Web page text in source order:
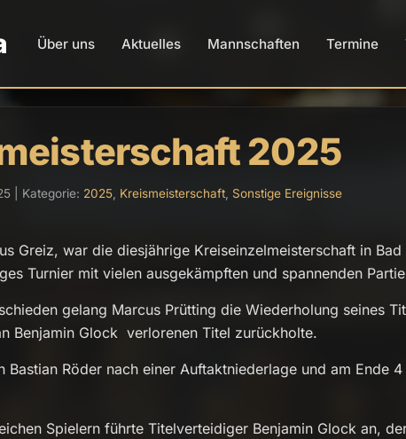
Über uns Aktuelles Mannschaften Termine
2025
| Kategorie: 2025 Kreismeisterschaft Sonstige Ereignisse
Greiz, war die diesjährige Kreiseinzelmeisterschaft in
Turnier mit vielen ausgekämpften und spannenden
gelang Marcus Prütting die Wiederholung seines
Benjamin Glock verlorenen Titel zurückholte.
Röder nach einer Auftaktniederlage und am Ende
Spielern führte Titelverteidiger Benjamin Glock an,